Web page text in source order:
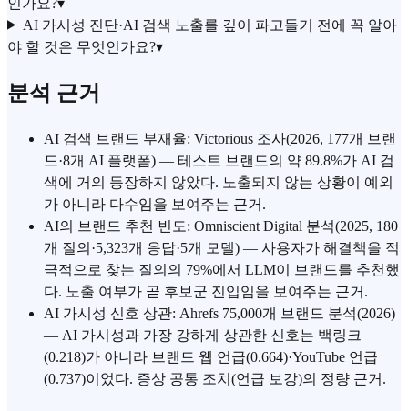
AI 가시성 진단·AI 검색 노출를 깊이 파고들기 전에 꼭 알아
야 할 것은 무엇인가요?▾
분석 근거
AI 검색 브랜드 부재율: Victorious 조사(2026, 177개 브랜
드·8개 AI 플랫폼) — 테스트 브랜드의 약 89.8%가 AI 검
색에 거의 등장하지 않았다. 노출되지 않는 상황이 예외
가 아니라 다수임을 보여주는 근거.
AI의 브랜드 추천 빈도: Omniscient Digital 분석(2025, 180
개 질의·5,323개 응답·5개 모델) — 사용자가 해결책을 적
극적으로 찾는 질의의 79%에서 LLM이 브랜드를 추천했
다. 노출 여부가 곧 후보군 진입임을 보여주는 근거.
AI 가시성 신호 상관: Ahrefs 75,000개 브랜드 분석(2026)
— AI 가시성과 가장 강하게 상관한 신호는 백링크
(0.218)가 아니라 브랜드 웹 언급(0.664)·YouTube 언급
(0.737)이었다. 증상 공통 조치(언급 보강)의 정량 근거.